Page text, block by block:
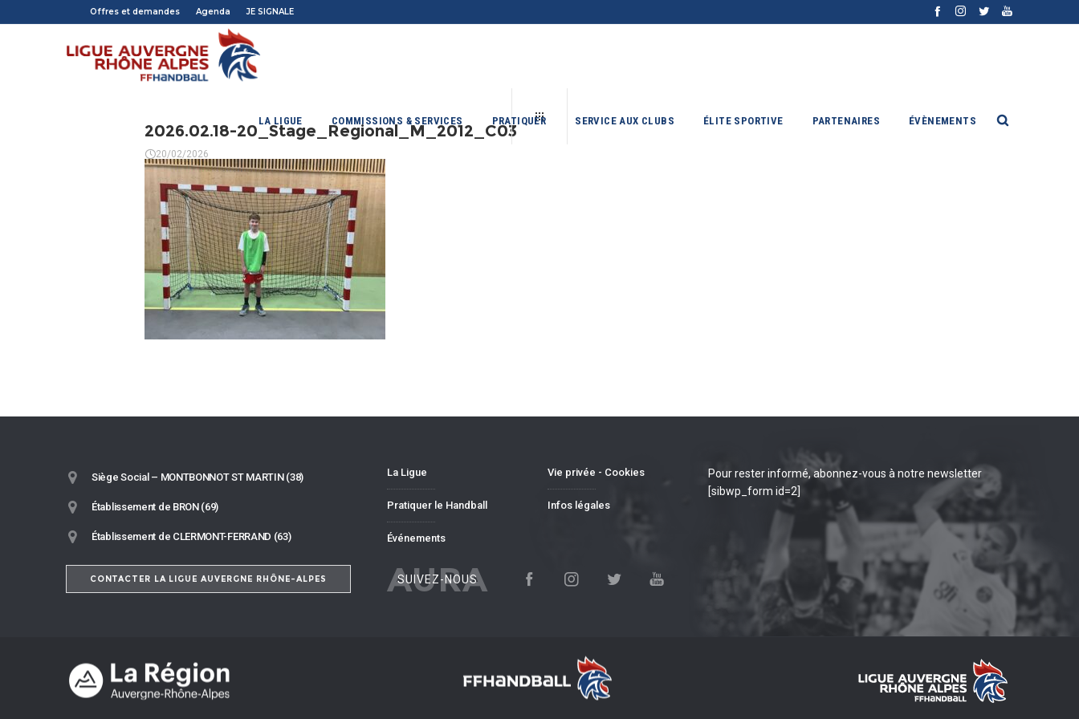
Offres et demandes Agenda JE SIGNALE
LA LIGUE COMMISSIONS & SERVICES PRATIQUER SERVICE AUX CLUBS ÉLITE SPORTIVE PARTENAIRES ÉVÈNEMENTS
2026.02.18-20_Stage_Regional_M_2012_C03
20/02/2026
Siège Social – MONTBONNOT ST MARTIN (38)
Établissement de BRON (69)
Établissement de CLERMONT-FERRAND (63)
CONTACTER LA LIGUE AUVERGNE RHÔNE-ALPES
La Ligue
Pratiquer le Handball
Événements
Vie privée - Cookies
Infos légales
AURA
SUIVEZ-NOUS
Pour rester informé, abonnez-vous à notre newsletter
[sibwp_form id=2]